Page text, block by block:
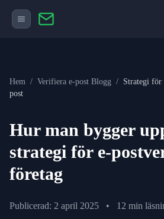
Hem / Verifiera e-post Blogg / Strategi för
post
Hur man bygger
strategi för e-
företag
Publicerad: 2 april 2025 • 12 min